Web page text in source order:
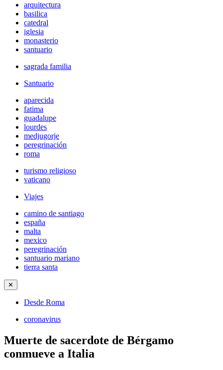
arquitectura
basilica
catedral
iglesia
monasterio
santuario
sagrada familia
Santuario
aparecida
fatima
guadalupe
lourdes
medjugorje
peregrinación
roma
turismo religioso
vaticano
Viajes
camino de santiago
españa
malta
mexico
peregrinación
santuario mariano
tierra santa
✕
Desde Roma
coronavirus
Muerte de sacerdote de Bérgamo
conmueve a Italia